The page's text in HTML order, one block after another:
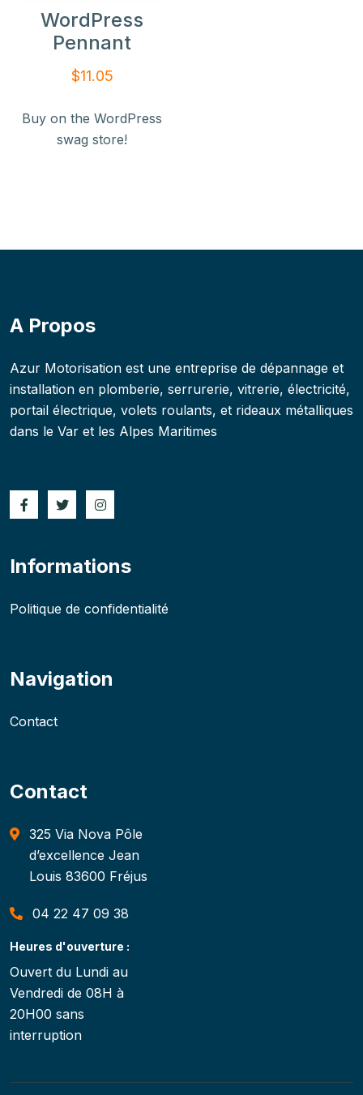
WordPress
Pennant
$11.05
Buy on the WordPress
swag store!
A Propos
Azur Motorisation est une entreprise de dépannage et
installation en plomberie, serrurerie, vitrerie, électricité,
portail électrique, volets roulants, et rideaux métalliques
dans le Var et les Alpes Maritimes
Informations
Politique de confidentialité
Navigation
Contact
Contact
325 Via Nova Pôle
d’excellence Jean
Louis 83600 Fréjus
04 22 47 09 38
Heures d'ouverture :
Ouvert du Lundi au
Vendredi de 08H à
20H00 sans
interruption